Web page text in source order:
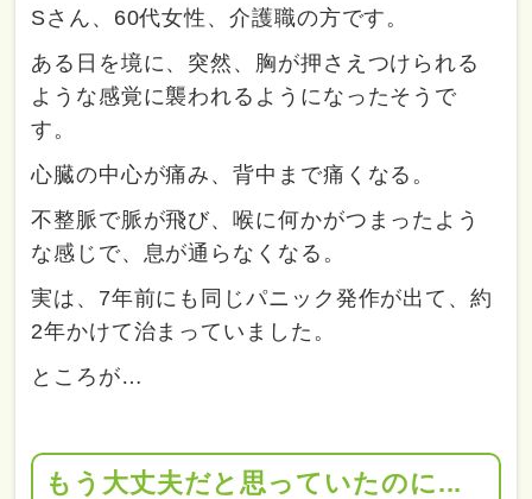
Sさん、60代女性、介護職の方です。
ある日を境に、突然、胸が押さえつけられる
ような感覚に襲われるようになったそうで
す。
心臓の中心が痛み、背中まで痛くなる。
不整脈で脈が飛び、喉に何かがつまったよう
な感じで、息が通らなくなる。
実は、7年前にも同じパニック発作が出て、約
2年かけて治まっていました。
ところが…
もう大丈夫だと思っていたのに...